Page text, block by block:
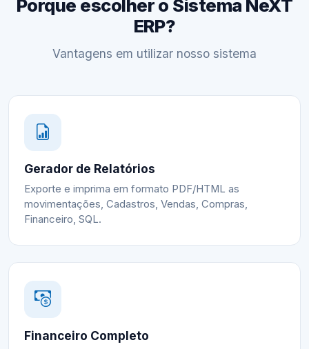
Porque escolher o Sistema NeXT
ERP?
Vantagens em utilizar nosso sistema
Gerador de Relatórios
Exporte e imprima em formato PDF/HTML as
movimentações, Cadastros, Vendas, Compras,
Financeiro, SQL.
Financeiro Completo